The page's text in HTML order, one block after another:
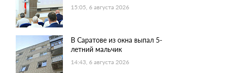
15:05, 6 августа 2026
В Саратове из окна выпал 5-
летний мальчик
14:43, 6 августа 2026